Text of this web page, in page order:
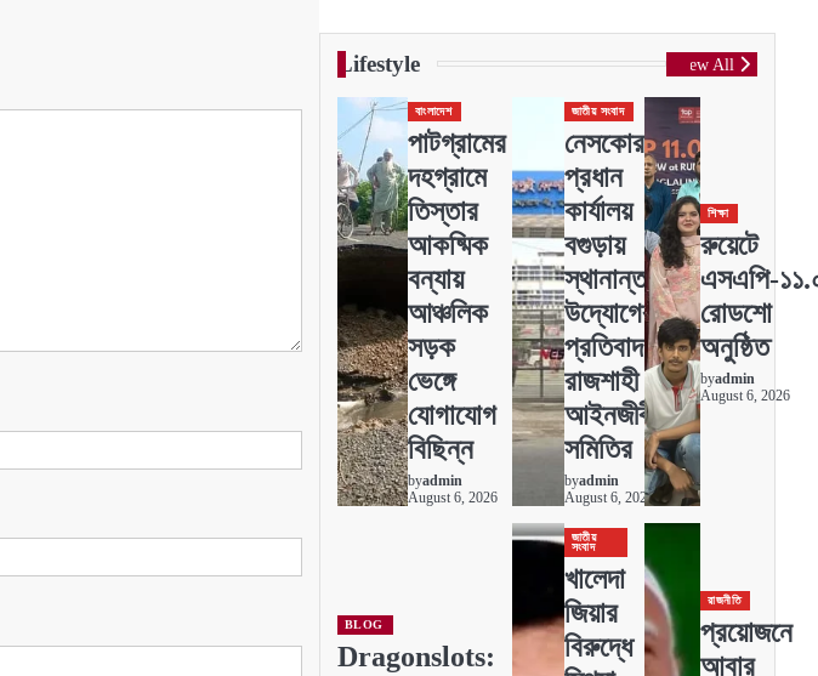
Lifestyle View All
বাংলাদেশ
পাটগ্রামের
দহগ্রামে
তিস্তার
আকষ্মিক
বন্যায়
আঞ্চলিক
সড়ক
ভেঙ্গে
যোগাযোগ
বিছিন্ন
byadmin
August 6, 2026
জাতীয় সংবাদ
নেসকোর
প্রধান
কার্যালয়
বগুড়ায়
স্থানান্তরের
উদ্যোগের
প্রতিবাদ
রাজশাহী
আইনজীবী
সমিতির
byadmin
August 6, 2026
শিক্ষা
রুয়েটে
এসএপি-
রোডশো
অনুষ্ঠিত
byadmin
August 6, 2026
BLOG
Dragonslots:
জাতীয়
সংবাদ
খালেদা
জিয়ার
বিরুদ্ধে
রাজনীতি
প্রয়োজনে
আবার